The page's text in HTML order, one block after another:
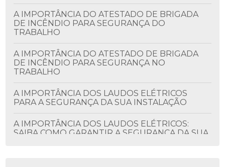
A IMPORTÂNCIA DO ATESTADO DE BRIGADA
DE INCÊNDIO PARA SEGURANÇA DO
TRABALHO
A IMPORTÂNCIA DO ATESTADO DE BRIGADA
DE INCÊNDIO PARA SEGURANÇA NO
TRABALHO
A IMPORTÂNCIA DOS LAUDOS ELÉTRICOS
PARA A SEGURANÇA DA SUA INSTALAÇÃO
A IMPORTÂNCIA DOS LAUDOS ELÉTRICOS:
SAIBA COMO GARANTIR A SEGURANÇA DA SUA